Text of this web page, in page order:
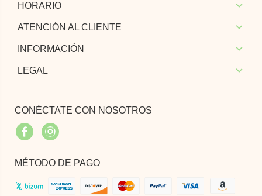
HORARIO
ATENCIÓN AL CLIENTE
INFORMACIÓN
LEGAL
CONÉCTATE CON NOSOTROS
FacebookInstagram
MÉTODO DE PAGO